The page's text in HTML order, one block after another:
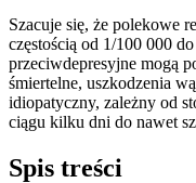
Szacuje się, że polekowe
częstością od 1/100 000
przeciwdepresyjne mogą
śmiertelne, uszkodzenia
idiopatyczny, zależny od
ciągu kilku dni do nawet
Spis treści